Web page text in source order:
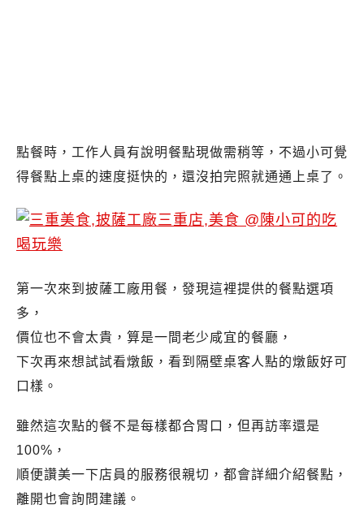
點餐時，工作人員有說明餐點現做需稍等，不過小可覺
得餐點上桌的速度挺快的，還沒拍完照就通通上桌了。
第一次來到披薩工廠用餐，發現這裡提供的餐點選項
多，
價位也不會太貴，算是一間老少咸宜的餐廳，
下次再來想試試看燉飯，看到隔壁桌客人點的燉飯好可
口樣。
雖然這次點的餐不是每樣都合胃口，但再訪率還是
100%，
順便讚美一下店員的服務很親切，都會詳細介紹餐點，
離開也會詢問建議。